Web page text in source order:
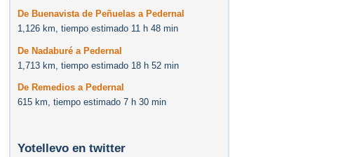
De Buenavista de Peñuelas a Pedernal
1,126 km, tiempo estimado 11 h 48 min
De Nadaburé a Pedernal
1,713 km, tiempo estimado 18 h 52 min
De Remedios a Pedernal
615 km, tiempo estimado 7 h 30 min
Yotellevo en twitter